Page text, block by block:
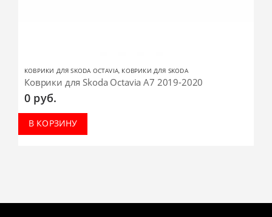
КОВРИКИ ДЛЯ SKODA OCTAVIA, КОВРИКИ ДЛЯ SKODA
Коврики для Skoda Octavia А7 2019-2020
0 руб.
В КОРЗИНУ